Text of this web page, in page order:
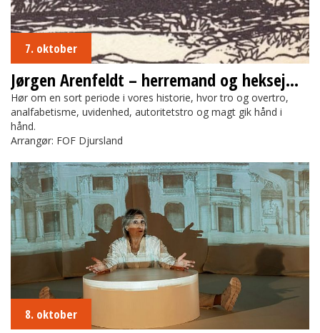
7. oktober
Jørgen Arenfeldt – herremand og heksejæger
Hør om en sort periode i vores historie, hvor tro og overtro,
analfabetisme, uvidenhed, autoritetstro og magt gik hånd i
hånd.
Arrangør: FOF Djursland
Hvorfor koger barnet i polentaen
8. oktober